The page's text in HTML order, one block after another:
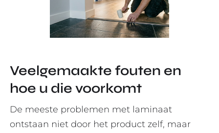
Veelgemaakte fouten en
hoe u die voorkomt
De meeste problemen met laminaat
ontstaan niet door het product zelf, maar